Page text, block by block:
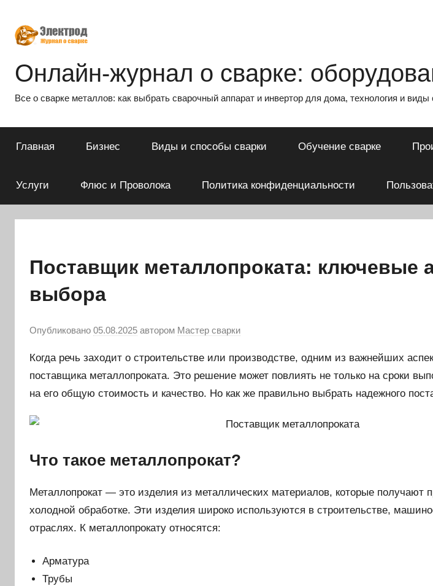
содержимому
Онлайн-журнал о сварке:
Все о сварке металлов: как выбрать сварочный аппарат и инвертор для дома, технология и
Главная Бизнес Виды и способы сварки Обучение сварке
Услуги Флюс и Проволока Политика конфиденциальности
Поставщик металлопроката: ключевые
выбора
Опубликовано 05.08.2025 автором Мастер сварки
Когда речь заходит о строительстве или производстве, одним из важнейших
поставщика металлопроката. Это решение может повлиять не только на сроки
на его общую стоимость и качество. Но как же правильно выбрать надежного
Что такое металлопрокат?
Металлопрокат — это изделия из металлических материалов, которые получают
холодной обработке. Эти изделия широко используются в строительстве,
отраслях. К металлопрокату относятся:
Арматура
Трубы